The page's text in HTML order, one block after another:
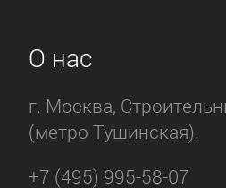
О нас
г. Москва,
(метро Тушинская).
+7 (495) 995-58-07